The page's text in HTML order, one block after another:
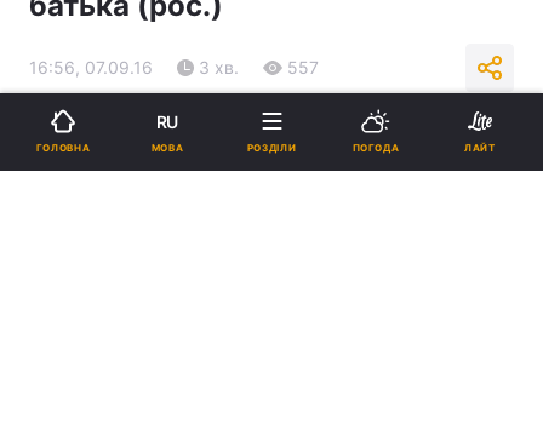
16:56, 07.09.16 3 хв. 557
Підпишіться на нас в Google
ГОЛОВНА
RU
МОВА РОЗДІЛИ ПОГОДА ЛАЙТ